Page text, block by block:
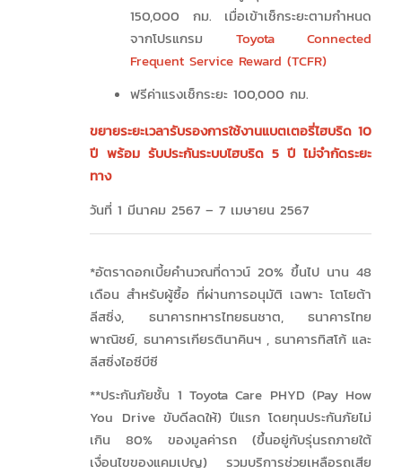
150,000 กม. เมื่อเข้าเช็กระยะตามกำหนด
จากโปรแกรม Toyota Connected
Frequent Service Reward (TCFR)
ฟรีค่าแรงเช็กระยะ 100,000 กม.
ขยายระยะเวลารับรองการใช้งานแบตเตอรี่ไฮบริด 10
ปี พร้อม รับประกันระบบไฮบริด 5 ปี ไม่จำกัดระยะ
ทาง
วันที่ 1 มีนาคม 2567 – 7 เมษายน 2567
*อัตราดอกเบี้ยคำนวณที่ดาวน์ 20% ขึ้นไป นาน 48
เดือน สำหรับผู้ซื้อ ที่ผ่านการอนุมัติ เฉพาะ โตโยต้า
ลีสซิ่ง, ธนาคารทหารไทยธนชาต, ธนาคารไทย
พาณิชย์, ธนาคารเกียรตินาคินฯ , ธนาคารทิสโก้ และ
ลีสซิ่งไอซีบีซี
**ประกันภัยชั้น 1 Toyota Care PHYD (Pay How
You Drive ขับดีลดให้) ปีแรก โดยทุนประกันภัยไม่
เกิน 80% ของมูลค่ารถ (ขึ้นอยู่กับรุ่นรถภายใต้
เงื่อนไขของแคมเปญ) รวมบริการช่วยเหลือรถเสีย